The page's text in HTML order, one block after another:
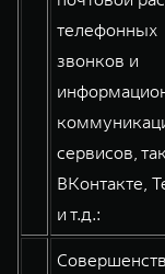
телефонных
звонков и
сервисов,
ВКонтакте,
и т.д.: